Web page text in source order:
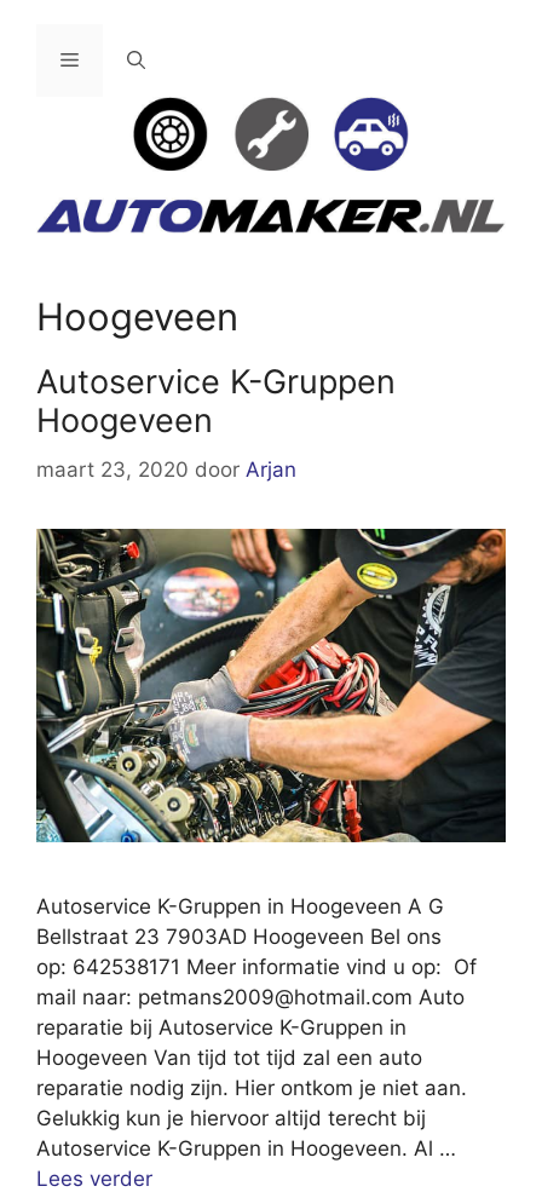
Menu
Hoogeveen
Autoservice K-Gruppen
Hoogeveen
maart 23, 2020 door Arjan
Autoservice K-Gruppen in Hoogeveen A G
Bellstraat 23 7903AD Hoogeveen Bel ons
op: 642538171 Meer informatie vind u op: Of
mail naar: petmans2009@hotmail.com Auto
reparatie bij Autoservice K-Gruppen in
Hoogeveen Van tijd tot tijd zal een auto
reparatie nodig zijn. Hier ontkom je niet aan.
Gelukkig kun je hiervoor altijd terecht bij
Autoservice K-Gruppen in Hoogeveen. Al …
Lees verder